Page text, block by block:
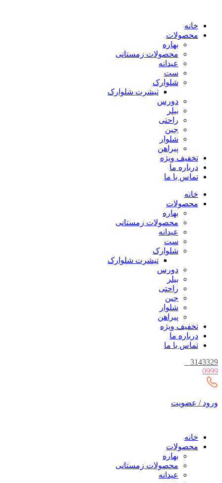
محتوا
خانه
محصولات
بهاره
محصولات زمستانی
عیدانه
ست
شلوارک
تیشرت شلوارک
دورس
بیلر
راحتی
جین
شلوار
پیراهن
تخفیف ویژه
درباره ما
تماس با ما
خانه
محصولات
بهاره
محصولات زمستانی
عیدانه
ست
شلوارک
تیشرت شلوارک
دورس
بیلر
راحتی
جین
شلوار
پیراهن
تخفیف ویژه
درباره ما
تماس با ما
3143329
0999
ورود / عضویت
خانه
محصولات
بهاره
محصولات زمستانی
عیدانه